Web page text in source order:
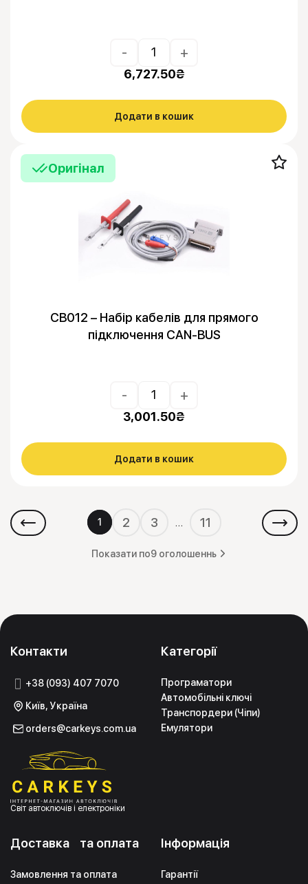
- +
6,727.50₴
Додати в кошик
CB012 – Набір кабелів для прямого
підключення CAN-BUS
- +
3,001.50₴
Додати в кошик
Оригінал
1 2 3 … 11
Показати по9 оголошеннь
Контакти
+38 (093) 407 7070
Київ, Україна
orders@carkeys.com.ua
Світ автоключів і електроніки
Категорії
Програматори
Автомобільні ключі
Транспордери (Чіпи)
Емулятори
Інформація
Гарантії
Доставка та оплата
Замовлення та оплата